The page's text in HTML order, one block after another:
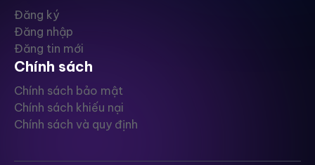
Đăng ký
Đăng nhập
Đăng tin mới
Chính sách
Chính sách bảo mật
Chính sách khiếu nại
Chính sách và quy định